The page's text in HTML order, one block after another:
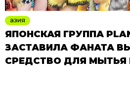
азия
ЯПОНСКАЯ ГРУППА
ЗАСТАВИЛА ФАНАТА
СРЕДСТВО ДЛЯ